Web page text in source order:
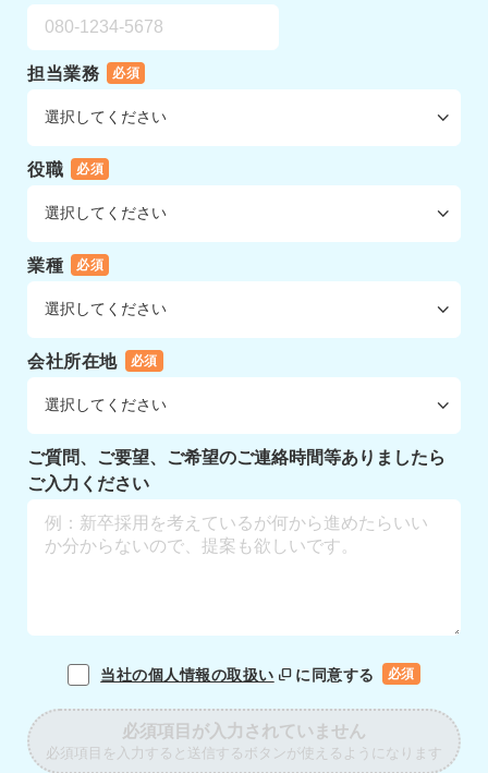
担当業務 必須
役職 必須
業種 必須
会社所在地 必須
ご質問、ご要望、ご希望のご連絡時間等ありましたら
ご入力ください
当社の個人情報の取扱い に同意する 必須
必須項目が入力されていません
必須項目を入力すると送信するボタンが使えるようになります